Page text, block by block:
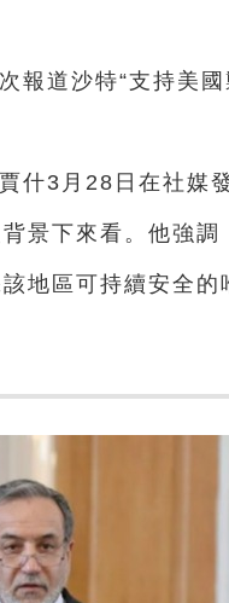
報道沙特“支持美
什3月28日在社媒
景下來看。他強
地區可持續安全的